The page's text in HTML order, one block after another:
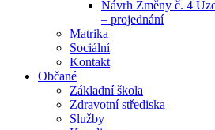
Návrh Změny č. 4
– projednání
Matrika
Sociální
Kontakt
Občané
Základní škola
Zdravotní střediska
Služby